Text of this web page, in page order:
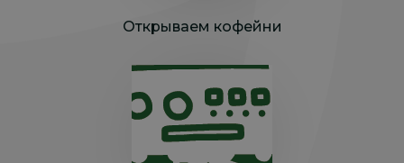
Открываем кофейни